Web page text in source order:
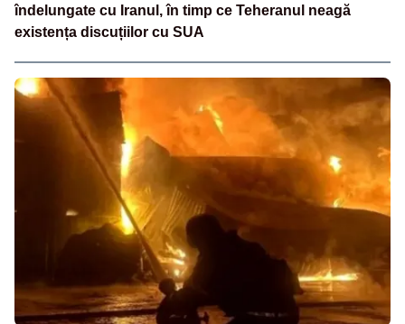
îndelungate cu Iranul, în timp ce Teheranul neagă
existența discuțiilor cu SUA